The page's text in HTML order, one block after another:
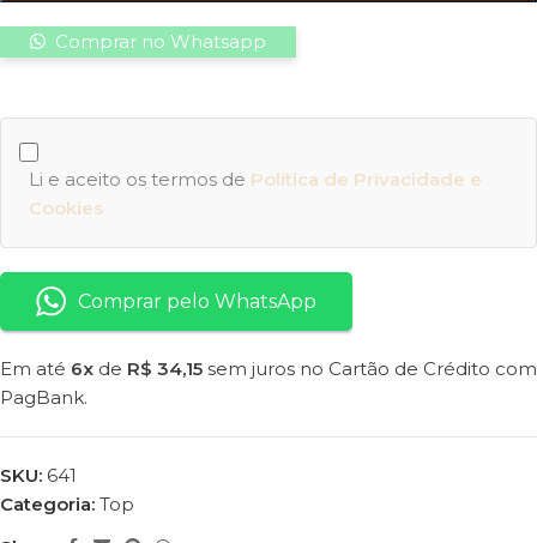
Comprar no Whatsapp
Li e aceito os termos de Política de Privacidade e
Cookies
Comprar pelo WhatsApp
Em até 6x de R$ 34,15 sem juros no Cartão de Crédito com
PagBank.
SKU: 641
Categoria: Top